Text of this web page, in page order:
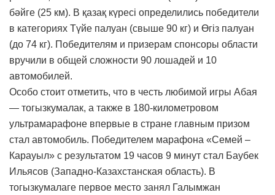
бәйге (25 км). В қазақ күресі определились победители
в категориях Түйе палуан (свыше 90 кг) и Өгіз палуан
(до 74 кг). Победителям и призерам спонсоры области
вручили в общей сложности 90 лошадей и 10
автомобилей.
Особо стоит отметить, что в честь любимой игры Абая
— тогызкумалак, а также в 180-километровом
ультрамарафоне впервые в стране главным призом
стал автомобиль. Победителем марафона «Семей –
Карауыл» с результатом 19 часов 9 минут стал Баубек
Ильясов (Западно-Казахстанская область). В
тогызкумалаге первое место занял Галымжан